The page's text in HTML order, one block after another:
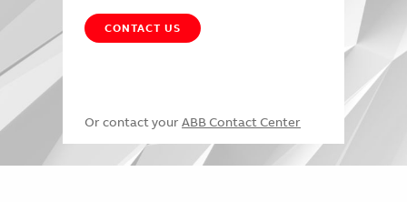
CONTACT US
Or contact your ABB Contact Center